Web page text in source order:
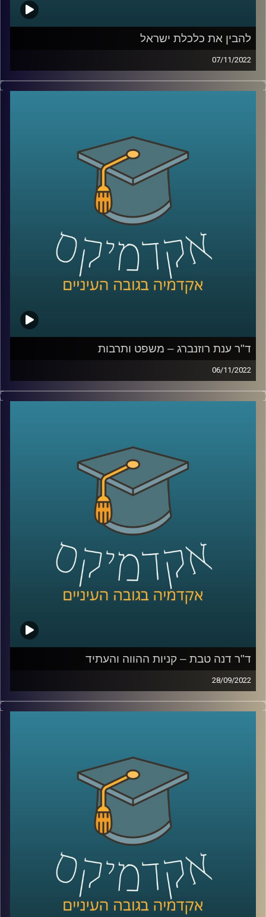
להבין את כלכלת ישראל
07/11/2022
כלכלת ישראל היא מנוע הצמיחה של מדינת ישראל. על מנת
להבין את מרכיביה השונים נשיא האוניברסיטה הפרופסור רפי
AudioVersity
ד"ר ענת רוזנברג – משפט ותרבות
06/11/2022
בעשורים האחרונים מתפתח הזרם המחקרי של "משפט
ותרבות". זרם זה בוחן שאלות חברתיות- משפטיות כמו איך
בפרק הזה של אקדמיקס אירחתי את ד"ר ענת רוזנברג חוקרת
משפט ותרבות לדבר על הקורס שהיא מלמד בנושא ועל הספר
שהיא כתבה ויצא לאור לאחרונה על ההיסטוריה של הפרסום
בעידן צריכת ההמונים בבריטניה.
יחד קיימנו שיחה אקדמית בגובה העיינים על מה זה פרסום
המונים, איך מפרידים בין פרסומת וחדשות, מהו מידע חיוני
ואיך המשפט נכנס לעולם הזה. בנוסף, דיברנו על איך מוכרים
לנו פנטזיות או חלומות (ואיך מפעילים רגולציה על זה), ובכלל,
מה זה משפט ותרבות, מה הקשר ביניהם ואיך חוקרים את
קרדיט תמונות:AudioVersity
ד"ר דנה טבת – קניות ההווה והעתיד
28/09/2022
בשנים האחרונות האופן בו אנחנו קונות וקונים עבר טלטלות
רבות – קניות בתקופת סגרים, משברים כלכליים ובכלל שינוי
האזינו לחלק השלישי והאחרון בשיחה עם ד"ר דנה טבת, מרצה
וחוקרת של תחום השיווק בבית הספר למנהל עסקים
קרדיט תמונות: AudioVersity